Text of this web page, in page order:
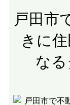
戸田市
きに
な